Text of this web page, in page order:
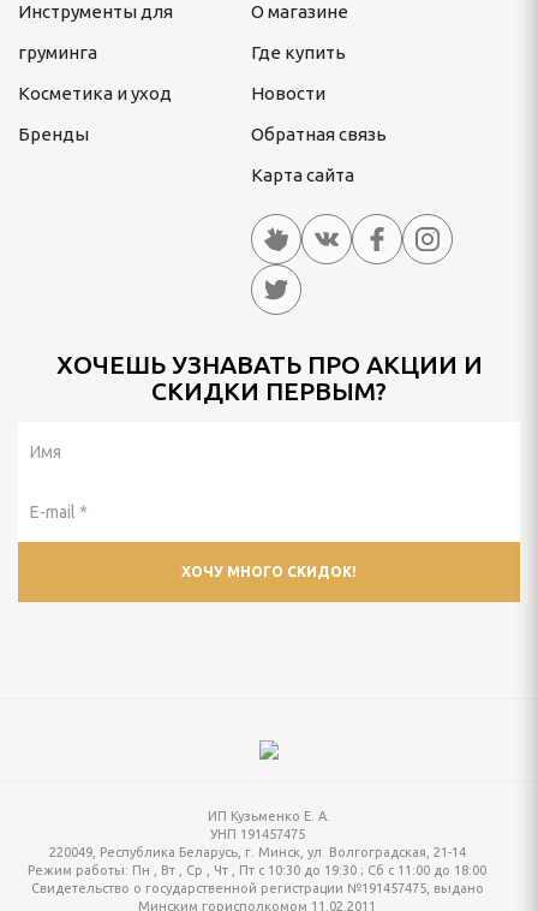
Инструменты для
груминга
Косметика и уход
Бренды
О магазине
Где купить
Новости
Обратная связь
Карта сайта
ХОЧЕШЬ УЗНАВАТЬ ПРО АКЦИИ И
СКИДКИ ПЕРВЫМ?
ИП Кузьменко Е. А.
УНП 191457475
220049, Республика Беларусь, г. Минск, ул. Волгоградская, 21-14
Режим работы: Пн , Вт , Ср , Чт , Пт c 10:30 до 19:30 ; Сб c 11:00 до 18:00
Свидетельство о государственной регистрации №191457475, выдано
Минским горисполкомом 11.02.2011